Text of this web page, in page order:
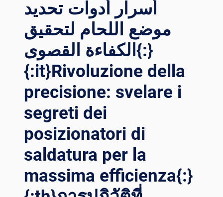
في
قطاع
اللحام
باستخدام
تقنيات
الدوار
المتقدمة{:}{
:IT}POTENZIARE I
ROGRESSO: R
IVOLUZIONARE L
A S
ALDATURA N
EL S
ETTORE E
NERGETICO C
ON T
أسرار أدوات تحديد
موضع اللحام لتحقيق
الكفاءة القصوى{:}
{:it}Rivoluzione della
precisione: svelare i
segreti dei
posizionatori di
saldatura per la
massima efficienza{:}